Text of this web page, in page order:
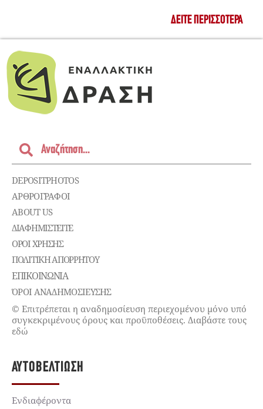
ΔΕΊΤΕ ΠΕΡΙΣΣΌΤΕΡΑ
DEPOSITPHOTOS
ΑΡΘΡΟΓΡΑΦΟΙ
ABOUT US
ΔΙΑΦΗΜΙΣΤΕΊΤΕ
ΌΡΟΙ ΧΡΉΣΗΣ
ΠΟΛΙΤΙΚΉ ΑΠΟΡΡΉΤΟΥ
ΕΠΙΚΟΙΝΩΝΊΑ
ΌΡΟΙ ΑΝΑΔΗΜΟΣΙΕΥΣΗΣ
© Επιτρέπεται η αναδημοσίευση περιεχομένου μόνο υπό
συγκεκριμένους όρους και προϋποθέσεις. Διαβάστε τους
εδώ
ΑΥΤΟΒΕΛΤΊΩΣΗ
Ενδιαφέροντα